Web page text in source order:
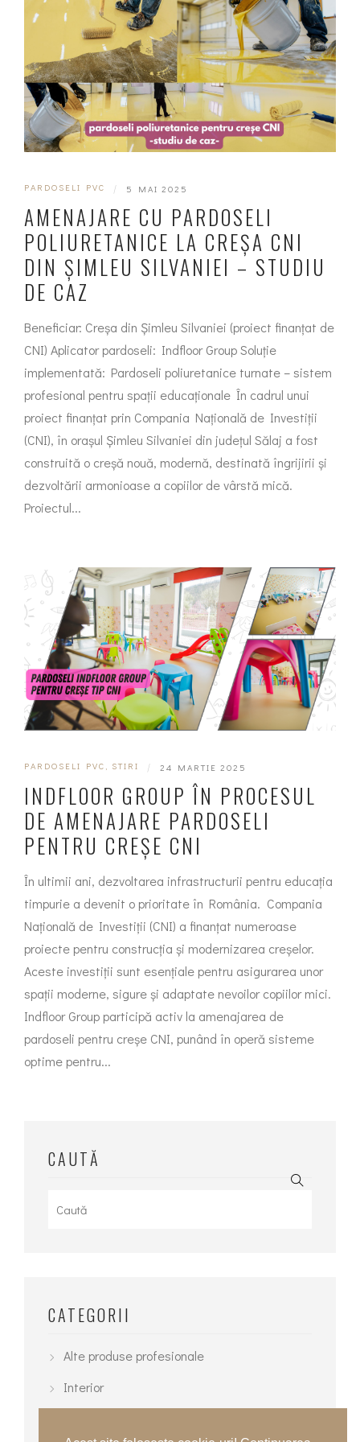
PARDOSELI PVC | 5 MAI 2025
AMENAJARE CU PARDOSELI
POLIURETANICE LA CREȘA CNI
DIN ȘIMLEU SILVANIEI – STUDIU
DE CAZ
Beneficiar: Creșa din Șimleu Silvaniei (proiect finanțat de
CNI) Aplicator pardoseli: Indfloor Group Soluție
implementată: Pardoseli poliuretanice turnate – sistem
profesional pentru spații educaționale În cadrul unui
proiect finanțat prin Compania Națională de Investiții
(CNI), în orașul Șimleu Silvaniei din județul Sălaj a fost
construită o creșă nouă, modernă, destinată îngrijirii și
dezvoltării armonioase a copiilor de vârstă mică.
Proiectul...
PARDOSELI PVC , STIRI | 24 MARTIE 2025
INDFLOOR GROUP ÎN PROCESUL
DE AMENAJARE PARDOSELI
PENTRU CREȘE CNI
În ultimii ani, dezvoltarea infrastructurii pentru educația
timpurie a devenit o prioritate în România. Compania
Națională de Investiții (CNI) a finanțat numeroase
proiecte pentru construcția și modernizarea creșelor.
Aceste investiții sunt esențiale pentru asigurarea unor
spații moderne, sigure și adaptate nevoilor copiilor mici.
Indfloor Group participă activ la amenajarea de
pardoseli pentru creșe CNI, punând în operă sisteme
optime pentru...
CAUTĂ
CATEGORII
Alte produse profesionale
Interior